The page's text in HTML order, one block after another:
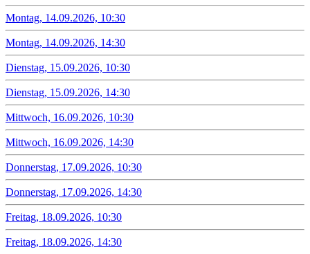
Montag, 14.09.2026, 10:30
Montag, 14.09.2026, 14:30
Dienstag, 15.09.2026, 10:30
Dienstag, 15.09.2026, 14:30
Mittwoch, 16.09.2026, 10:30
Mittwoch, 16.09.2026, 14:30
Donnerstag, 17.09.2026, 10:30
Donnerstag, 17.09.2026, 14:30
Freitag, 18.09.2026, 10:30
Freitag, 18.09.2026, 14:30